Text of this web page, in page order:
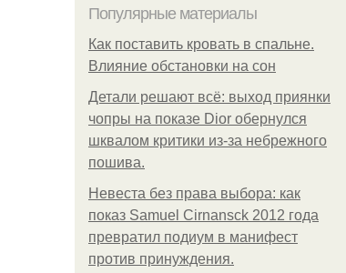
Популярные материалы
Как поставить кровать в спальне.
Влияние обстановки на сон
Детали решают всё: выход приянки
чопры на показе Dior обернулся
шквалом критики из-за небрежного
пошива.
Невеста без права выбора: как
показ Samuel Cirnansck 2012 года
превратил подиум в манифест
против принуждения.